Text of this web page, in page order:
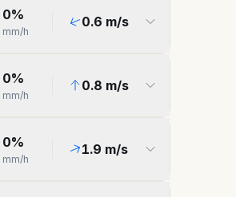
0%
mm/h
0.6 m/s
0%
mm/h
0.8 m/s
0%
mm/h
1.9 m/s